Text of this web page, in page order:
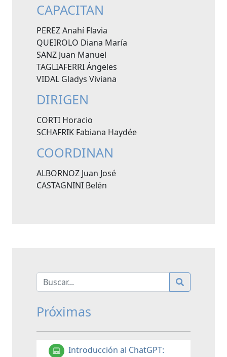
CAPACITAN
PEREZ Anahí Flavia
QUEIROLO Diana María
SANZ Juan Manuel
TAGLIAFERRI Ángeles
VIDAL Gladys Viviana
DIRIGEN
CORTI Horacio
SCHAFRIK Fabiana Haydée
COORDINAN
ALBORNOZ Juan José
CASTAGNINI Belén
Próximas
Introducción al ChatGPT: